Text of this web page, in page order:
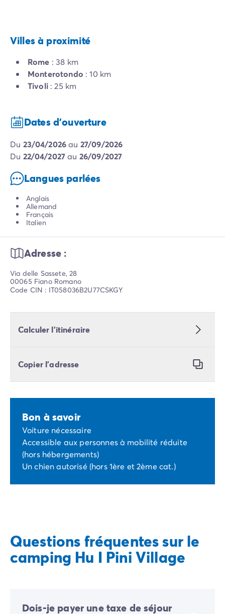
Villes à proximité
Rome : 38 km
Monterotondo : 10 km
Tivoli: 25 km
Dates d'ouverture
du 23/04/2026au 27/09/2026
du 22/04/2027au 26/09/2027
Langues parlées
Anglais
Allemand
Français
Italien
Adresse :
Via delle Sassete, 28
00065 Fiano Romano
Code CIN : IT058036B2U77CSKGY
Calculer l’itinéraire
Copier l’adresse
Bon à savoir
Voiture nécessaire
Accessible aux personnes à mobilité réduite
(hors hébergements)
Un chien autorisé (hors 1ère et 2ème cat.)
Questions fréquentes sur le
camping Hu I Pini Village
Dois-je payer une taxe de séjour